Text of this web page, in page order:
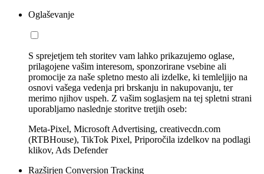
Oglaševanje
S sprejetjem teh storitev vam lahko prikazujemo oglase,
prilagojene vašim interesom, sponzorirane vsebine ali
promocije za naše spletno mesto ali izdelke, ki temleljijo na
osnovi vašega vedenja pri brskanju in nakupovanju, ter
merimo njihov uspeh. Z vašim soglasjem na tej spletni strani
uporabljamo naslednje storitve tretjih oseb:
Meta-Pixel, Microsoft Advertising, creativecdn.com
(RTBHouse), TikTok Pixel, Priporočila izdelkov na podlagi
klikov, Ads Defender
Razširjen Conversion Tracking